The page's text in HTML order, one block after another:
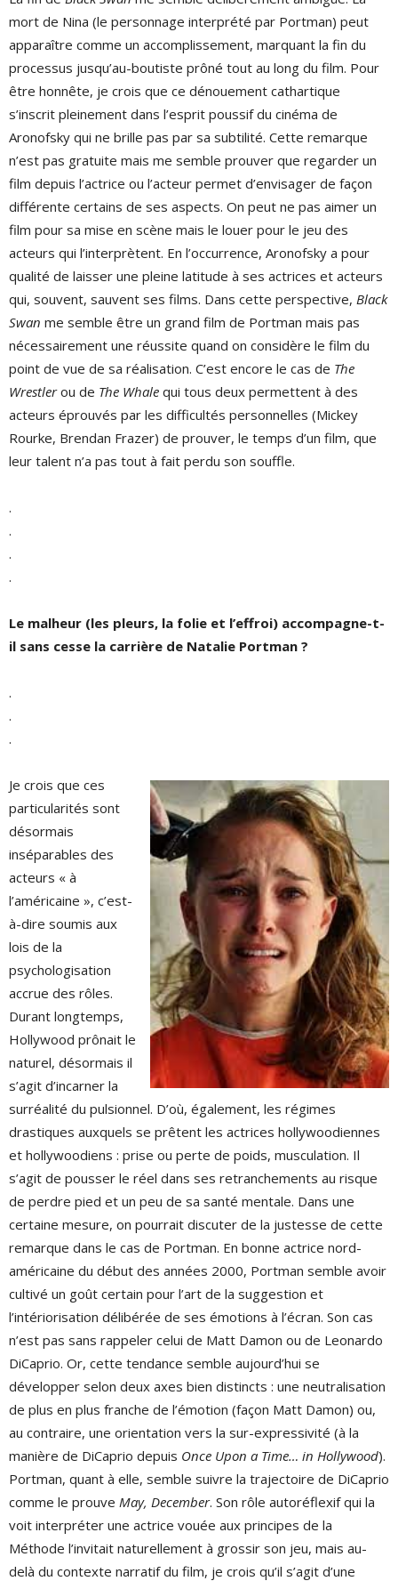
mort de Nina (le personnage interprété par Portman) peut
apparaître comme un accomplissement, marquant la fin du
processus jusqu’au-boutiste prôné tout au long du film. Pour
être honnête, je crois que ce dénouement cathartique
s’inscrit pleinement dans l’esprit poussif du cinéma de
Aronofsky qui ne brille pas par sa subtilité. Cette remarque
n’est pas gratuite mais me semble prouver que regarder un
film depuis l’actrice ou l’acteur permet d’envisager de façon
différente certains de ses aspects. On peut ne pas aimer un
film pour sa mise en scène mais le louer pour le jeu des
acteurs qui l’interprètent. En l’occurrence, Aronofsky a pour
qualité de laisser une pleine latitude à ses actrices et acteurs
qui, souvent, sauvent ses films. Dans cette perspective, Black
Swan me semble être un grand film de Portman mais pas
nécessairement une réussite quand on considère le film du
point de vue de sa réalisation. C’est encore le cas de The
Wrestlerou de The Whale qui tous deux permettent à des
acteurs éprouvés par les difficultés personnelles (Mickey
Rourke, Brendan Frazer) de prouver, le temps d’un film, que
leur talent n’a pas tout à fait perdu son souffle.
.
.
.
.
Le malheur (les pleurs, la folie et l’effroi) accompagne-t-
il sans cesse la carrière de Natalie Portman ?
.
.
.
Je crois que ces
particularités sont
désormais
inséparables des
acteurs « à
l’américaine », c’est-
à-dire soumis aux
lois de la
psychologisation
accrue des rôles.
Durant longtemps,
Hollywood prônait le
naturel, désormais il
s’agit d’incarner la
surréalité du pulsionnel. D’où, également, les régimes
drastiques auxquels se prêtent les actrices hollywoodiennes
et hollywoodiens : prise ou perte de poids, musculation. Il
s’agit de pousser le réel dans ses retranchements au risque
de perdre pied et un peu de sa santé mentale. Dans une
certaine mesure, on pourrait discuter de la justesse de cette
remarque dans le cas de Portman. En bonne actrice nord-
américaine du début des années 2000, Portman semble avoir
cultivé un goût certain pour l’art de la suggestion et
l’intériorisation délibérée de ses émotions à l’écran. Son cas
n’est pas sans rappeler celui de Matt Damon ou de Leonardo
DiCaprio. Or, cette tendance semble aujourd’hui se
développer selon deux axes bien distincts : une neutralisation
de plus en plus franche de l’émotion (façon Matt Damon) ou,
au contraire, une orientation vers la sur-expressivité (à la
manière de DiCaprio depuis Once Upon a Time… in Hollywood).
Portman, quant à elle, semble suivre la trajectoire de DiCaprio
comme le prouve May, December. Son rôle autoréflexif qui la
voit interpréter une actrice vouée aux principes de la
Méthode l’invitait naturellement à grossir son jeu, mais au-
delà du contexte narratif du film, je crois qu’il s’agit d’une